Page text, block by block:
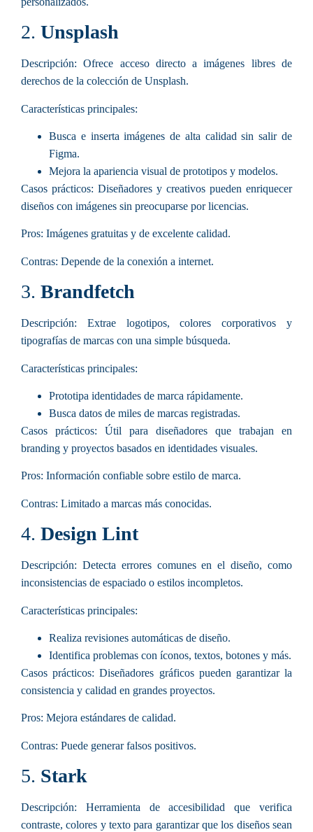
2. Unsplash
Descripción: Ofrece acceso directo a imágenes libres de
derechos de la colección de Unsplash.
Características principales:
Busca e inserta imágenes de alta calidad sin salir de
Figma.
Mejora la apariencia visual de prototipos y modelos.
Casos prácticos: Diseñadores y creativos pueden enriquecer
diseños con imágenes sin preocuparse por licencias.
Pros: Imágenes gratuitas y de excelente calidad.
Contras: Depende de la conexión a internet.
3. Brandfetch
Descripción: Extrae logotipos, colores corporativos y
tipografías de marcas con una simple búsqueda.
Características principales:
Prototipa identidades de marca rápidamente.
Busca datos de miles de marcas registradas.
Casos prácticos: Útil para diseñadores que trabajan en
branding y proyectos basados en identidades visuales.
Pros: Información confiable sobre estilo de marca.
Contras: Limitado a marcas más conocidas.
4. Design Lint
Descripción: Detecta errores comunes en el diseño, como
inconsistencias de espaciado o estilos incompletos.
Características principales:
Realiza revisiones automáticas de diseño.
Identifica problemas con íconos, textos, botones y más.
Casos prácticos: Diseñadores gráficos pueden garantizar la
consistencia y calidad en grandes proyectos.
Pros: Mejora estándares de calidad.
Contras: Puede generar falsos positivos.
5. Stark
Descripción: Herramienta de accesibilidad que verifica
contraste, colores y texto para garantizar que los diseños sean